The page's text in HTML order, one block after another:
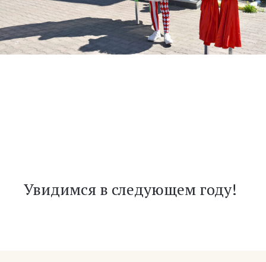
Увидимся в следующем году!